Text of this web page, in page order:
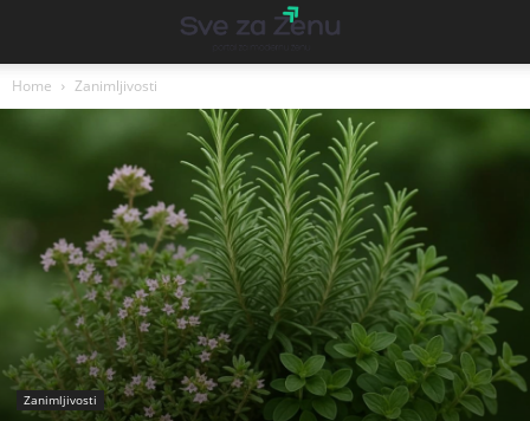
Home Zanimljivosti
Zanimljivosti